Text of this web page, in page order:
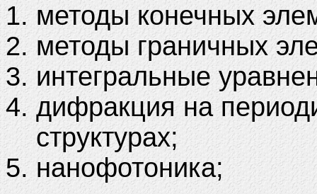
методы конечных
методы граничных
интегральные
дифракция на
структурах;
нанофотоника;